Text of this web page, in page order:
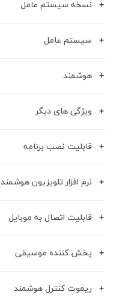
نسخه سیستم عامل
سیستم عامل
هوشمند
ویژگی های دیگر
قابلیت نصب برنامه
نرم افزار تلویزیون هوشمند
قابلیت اتصال به موبایل
پخش کننده موسیقی
ریموت کنترل هوشمند